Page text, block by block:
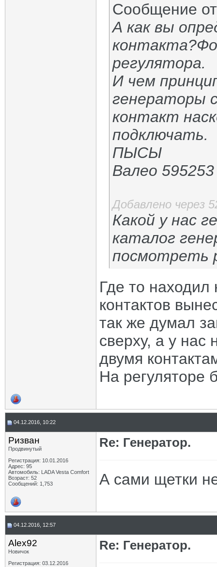
Сообщение
А как вы
регулятора.
И чем
генераторы
контакт
подключать.
ПЫСЫ
Валео
Добавлено через
Какой у нас
каталог
посмотреть
Где то находил
контактов
так же думал
сверху, а у нас
двумя
На регуляторе
04.12.2016, 10:22
Ризван
Продвинутый
Регистрация: 10.01.2016
Адрес: 95
Автомобиль: LADA Vesta Сomfort
Возраст: 52
Сообщений: 1,753
Re: Генератор.
А сами щетки
04.12.2016, 12:57
Alex92
Новичок
Регистрация: 03.12.2016
Re: Генератор.